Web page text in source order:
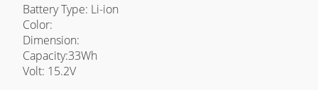
Battery Type: Li-ion
Color:
Dimension:
Capacity:33Wh
Volt: 15.2V